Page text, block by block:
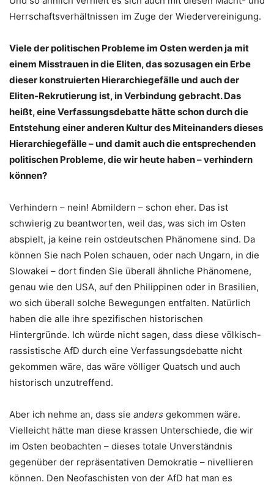
Herrschaftsverhältnissen im Zuge der Wiedervereinigung.
Viele der politischen Probleme im Osten werden ja mit
einem Misstrauen in die Eliten, das sozusagen ein Erbe
dieser konstruierten Hierarchiegefälle und auch der
Eliten-Rekrutierung ist, in Verbindung gebracht. Das
heißt, eine Verfassungsdebatte hätte schon durch die
Entstehung einer anderen Kultur des Miteinanders dieses
Hierarchiegefälle – und damit auch die entsprechenden
politischen Probleme, die wir heute haben – verhindern
können?
Verhindern – nein! Abmildern – schon eher. Das ist
schwierig zu beantworten, weil das, was sich im Osten
abspielt, ja keine rein ostdeutschen Phänomene sind. Da
können Sie nach Polen schauen, oder nach Ungarn, in die
Slowakei – dort finden Sie überall ähnliche Phänomene,
genau wie den USA, auf den Philippinen oder in Brasilien,
wo sich überall solche Bewegungen entfalten. Natürlich
haben die alle ihre spezifischen historischen
Hintergründe. Ich würde nicht sagen, dass diese völkisch-
rassistische AfD durch eine Verfassungsdebatte nicht
gekommen wäre, das wäre völliger Quatsch und auch
historisch unzutreffend.
Aber ich nehme an, dass sie anders gekommen wäre.
Vielleicht hätte man diese krassen Unterschiede, die wir
im Osten beobachten – dieses totale Unverständnis
gegenüber der repräsentativen Demokratie – nivellieren
können. Den Neofaschisten von der AfD hat man es